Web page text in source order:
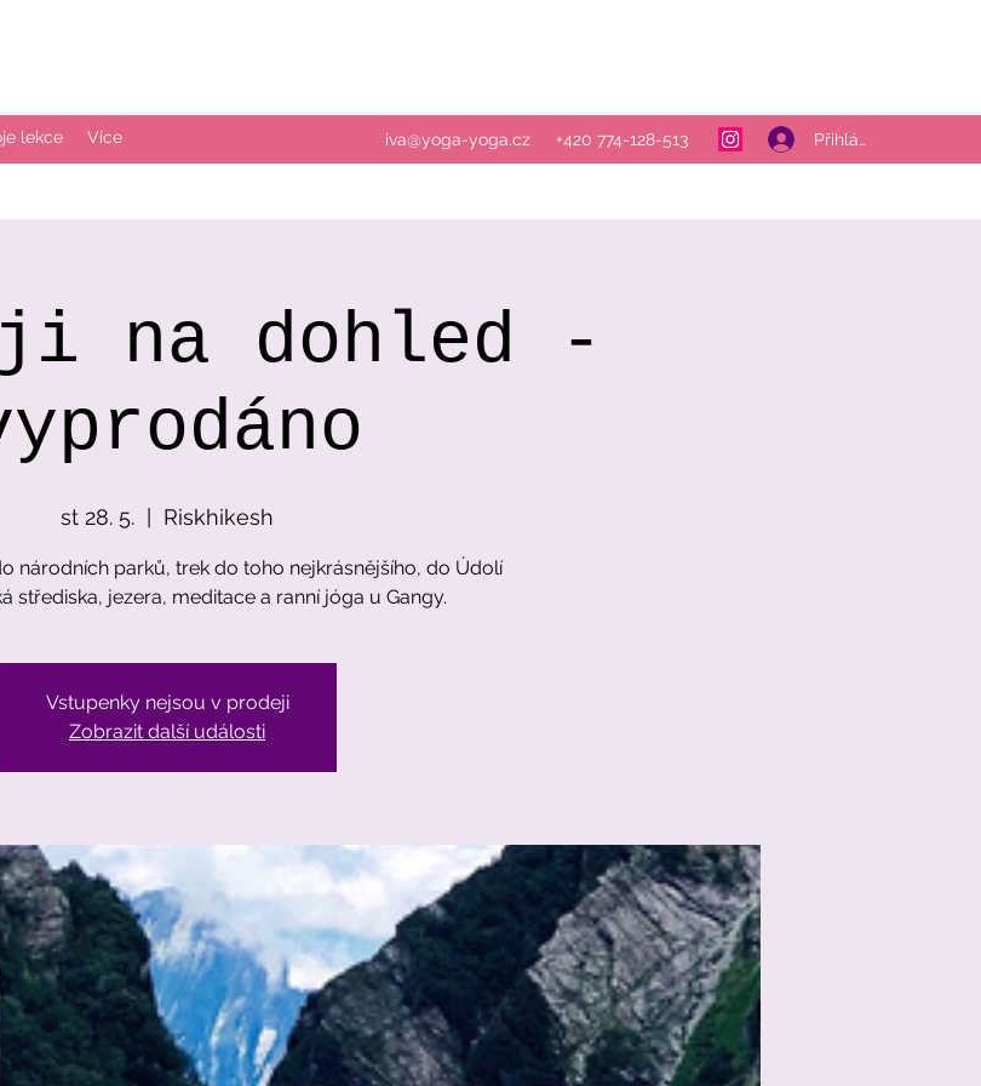
lekce Více iva@yoga-yoga.cz +420 774-128-513 Přihlásit se
na dohled -
st 28. 5. Riskhikesh
národních parků, trek do toho nejkrásnějšího, do Údolí
střediska, jezera, meditace a ranní jóga u Gangy.
Vstupenky nejsou v prodeji
Zobrazit další události